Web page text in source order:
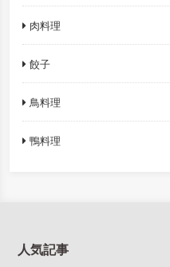
肉料理
餃子
鳥料理
鴨料理
人気記事